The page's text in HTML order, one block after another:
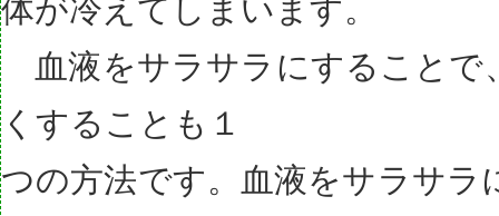
体が冷えてしまいます。
血液をサラサラにすることで
くすることも１
つの方法です。血液をサラサラ